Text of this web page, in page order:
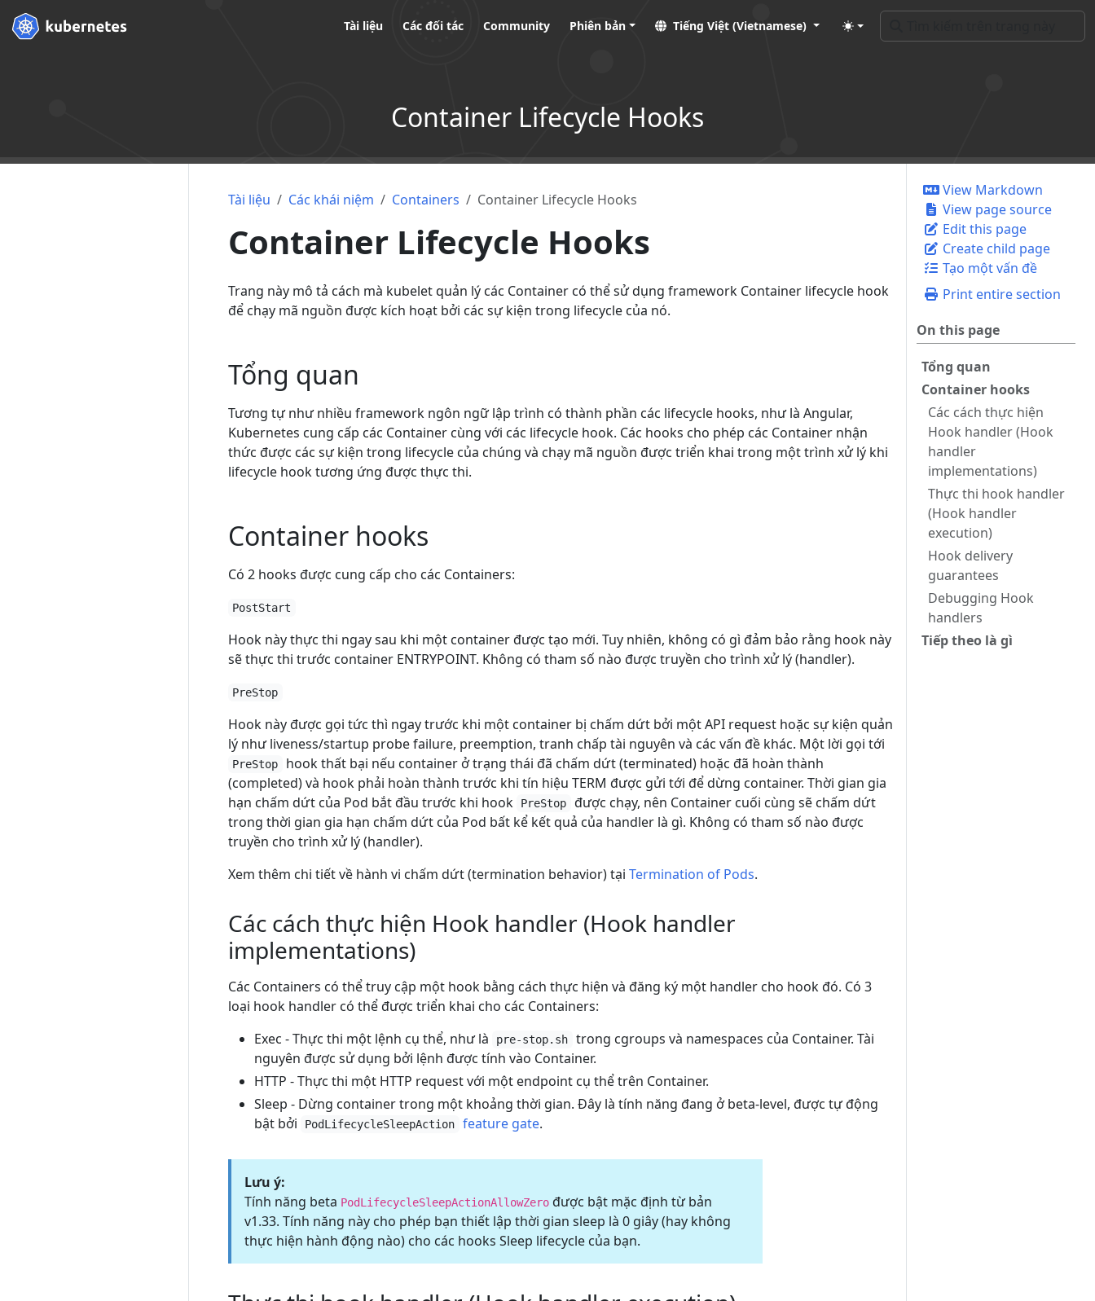
Tài liệu Các đối tác Community Phiên bản Tiếng Việt (Vietnamese)
Container Lifecycle Hooks
View Markdown
View page source
Edit this page
Create child page
Tạo một vấn đề
Print entire section
On this page
Tổng quan
Container hooks
Các cách thực hiện
Hook handler (Hook
handler
implementations)
Thực thi hook handler
(Hook handler
execution)
Hook delivery
guarantees
Debugging Hook
handlers
Tiếp theo là gì
Tài liệu Các khái niệm Containers Container Lifecycle Hooks
Container Lifecycle Hooks
Trang này mô tả cách mà kubelet quản lý các Container có thể sử dụng framework Container lifecycle hook
để chạy mã nguồn được kích hoạt bởi các sự kiện trong lifecycle của nó.
Tổng quan
Tương tự như nhiều framework ngôn ngữ lập trình có thành phần các lifecycle hooks, như là Angular,
Kubernetes cung cấp các Container cùng với các lifecycle hook. Các hooks cho phép các Container nhận
thức được các sự kiện trong lifecycle của chúng và chạy mã nguồn được triển khai trong một trình xử lý khi
lifecycle hook tương ứng được thực thi.
Container hooks
Có 2 hooks được cung cấp cho các Containers:
PostStart
Hook này thực thi ngay sau khi một container được tạo mới. Tuy nhiên, không có gì đảm bảo rằng hook này
sẽ thực thi trước container ENTRYPOINT. Không có tham số nào được truyền cho trình xử lý (handler).
PreStop
Hook này được gọi tức thì ngay trước khi một container bị chấm dứt bởi một API request hoặc sự kiện quản
lý như liveness/startup probe failure, preemption, tranh chấp tài nguyên và các vấn đề khác. Một lời gọi tới
PreStop
hook thất bại nếu container ở trạng thái đã chấm dứt (terminated) hoặc đã hoàn thành
(completed) và hook phải hoàn thành trước khi tín hiệu TERM được gửi tới để dừng container. Thời gian gia
hạn chấm dứt của Pod bắt đầu trước khi hook
PreStop
được chạy, nên Container cuối cùng sẽ chấm dứt
trong thời gian gia hạn chấm dứt của Pod bất kể kết quả của handler là gì. Không có tham số nào được
truyền cho trình xử lý (handler).
Xem thêm chi tiết về hành vi chấm dứt (termination behavior) tại Termination of Pods.
Các cách thực hiện Hook handler (Hook handler
implementations)
Các Containers có thể truy cập một hook bằng cách thực hiện và đăng ký một handler cho hook đó. Có 3
loại hook handler có thể được triển khai cho các Containers:
Exec - Thực thi một lệnh cụ thể, như là
pre-stop.sh
trong cgroups và namespaces của Container. Tài
nguyên được sử dụng bởi lệnh được tính vào Container.
HTTP - Thực thi một HTTP request với một endpoint cụ thể trên Container.
Sleep - Dừng container trong một khoảng thời gian. Đây là tính năng đang ở beta-level, được tự động
bật bởi
PodLifecycleSleepAction feature gate.
Lưu ý:
Tính năng beta PodLifecycleSleepActionAllowZero được bật mặc định từ bản
v1.33. Tính năng này cho phép bạn thiết lập thời gian sleep là 0 giây (hay không
thực hiện hành động nào) cho các hooks Sleep lifecycle của bạn.